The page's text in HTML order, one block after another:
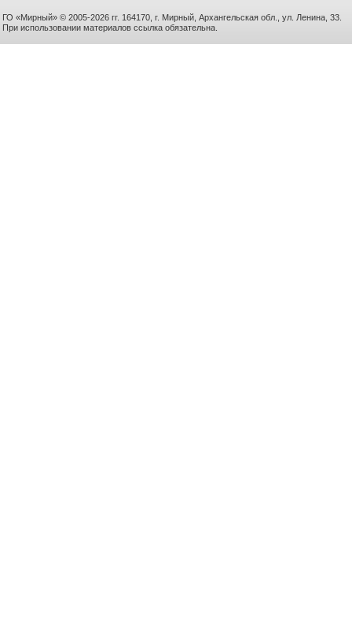
ГО «Мирный» © 2005-2026 гг. 164170, г. Мирный, Архангельская обл., ул. Ленина, 33.
При использовании материалов ссылка обязательна.